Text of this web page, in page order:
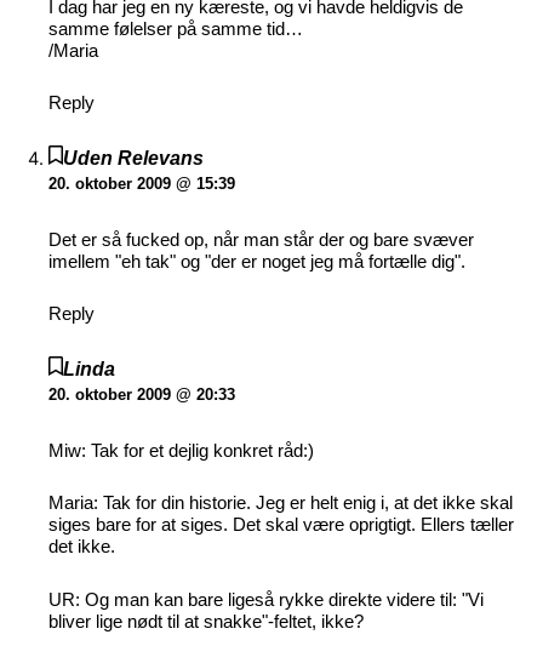
I dag har jeg en ny kæreste, og vi havde heldigvis de
samme følelser på samme tid…
/Maria
Reply
Uden Relevans
20. oktober 2009 @ 15:39
Det er så fucked op, når man står der og bare svæver
imellem "eh tak" og "der er noget jeg må fortælle dig".
Reply
Linda
20. oktober 2009 @ 20:33
Miw: Tak for et dejlig konkret råd:)
Maria: Tak for din historie. Jeg er helt enig i, at det ikke skal
siges bare for at siges. Det skal være oprigtigt. Ellers tæller
det ikke.
UR: Og man kan bare ligeså rykke direkte videre til: "Vi
bliver lige nødt til at snakke"-feltet, ikke?